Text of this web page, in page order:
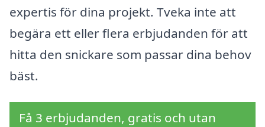
expertis för dina projekt. Tveka inte att
begära ett eller flera erbjudanden för att
hitta den snickare som passar dina behov
bäst.
Få 3 erbjudanden, gratis och utan